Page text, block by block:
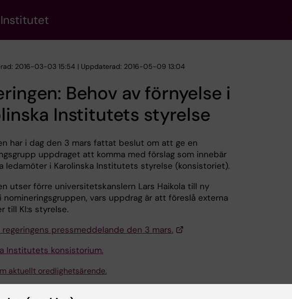
2016-03-03 15:54 | Uppdaterad: 2016-05-09 13:04
Behov av förnyelse i
Institutets styrelse
har i dag den 3 mars fattat beslut om att ge en
uppdraget att komma med förslag som innebär
ledamöter i Karolinska Institutets styrelse (konsistoriet).
utser förre universitetskanslern Lars Haikola till ny
nomineringsgruppen, vars uppdrag är att föreslå externa
till KI:s styrelse.
regeringens pressmeddelande den 3 mars.
Institutets konsistorium.
aktuellt oredlighetsärende.